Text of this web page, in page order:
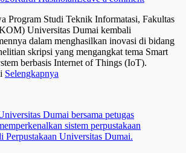
Program Studi Teknik Informatasi, Fakultas
Universitas Dumai kembali
dalam menghasilkan inovasi di bidang
skripsi yang mengangkat tema Smart
berbasis Internet of Things (IoT).
Selengkapnya